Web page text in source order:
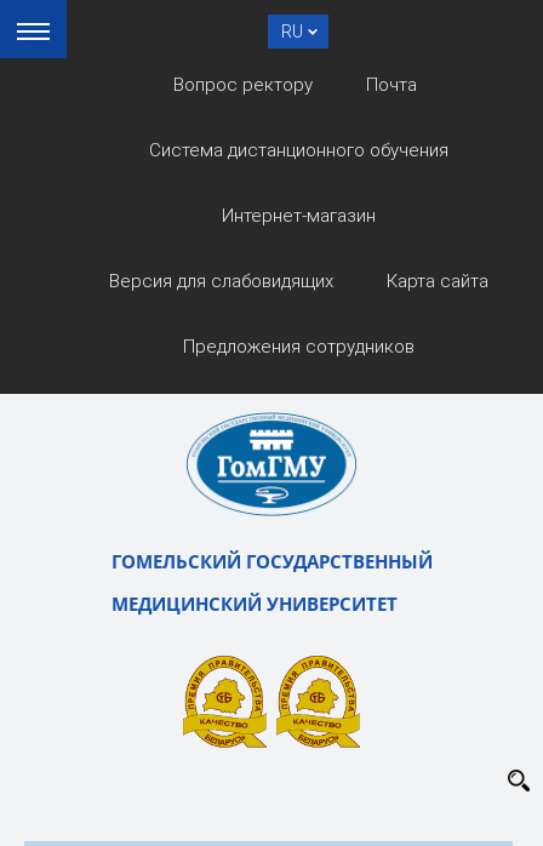
RU
Вопрос ректору Почта
Система дистанционного обучения
Интернет-магазин
Версия для слабовидящих Карта сайта
Предложения сотрудников
ГОМЕЛЬСКИЙ ГОСУДАРСТВЕННЫЙ
МЕДИЦИНСКИЙ УНИВЕРСИТЕТ